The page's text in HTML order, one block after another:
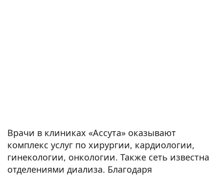
Врачи в клиниках «Ассута» оказывают
комплекс услуг по хирургии, кардиологии,
гинекологии, онкологии. Также сеть известна
отделениями диализа. Благодаря